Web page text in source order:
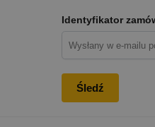
Identyfikator
Śledź